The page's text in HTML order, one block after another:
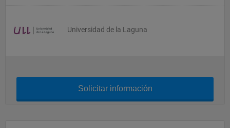
Universidad de la Laguna
Solicitar información